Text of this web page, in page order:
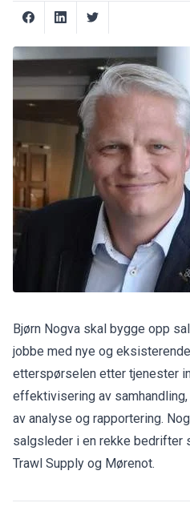
Bjørn Nogva skal bygge opp
jobbe med nye og
etterspørselen etter tjenester
effektivisering av
av analyse og rapportering.
salgsleder i en rekke bedrifter
Trawl Supply og Mørenot.